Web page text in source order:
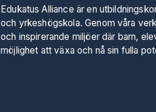
Edukatus Alliance är en
och yrkeshögskola. Genom våra
och inspirerande miljöer där barn,
möjlighet att växa och nå sin fulla